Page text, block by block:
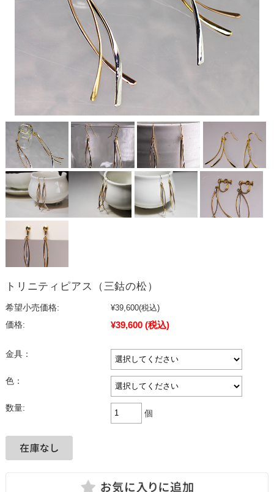
トリニティピアス（三鈷の松）
希望小売価格: ¥39,600(税込)
価格:
¥39,600 (税込)
金具：
色：
数量:
個